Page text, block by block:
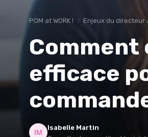
POM at WORK ! Enjeux du directeur
Comment
efficace
Isabelle Martin